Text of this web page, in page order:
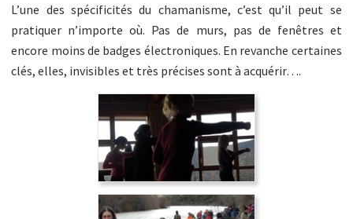
L’une des spécificités du chamanisme, c’est qu’il peut se
pratiquer n’importe où. Pas de murs, pas de fenêtres et
encore moins de badges électroniques. En revanche certaines
clés, elles, invisibles et très précises sont à acquérir….